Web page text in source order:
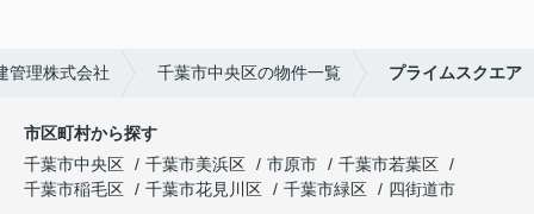
管理株式会社 千葉市中央区の物件一覧 プライムスクエア
市区町村から探す
千葉市中央区
千葉市美浜区 市原市
千葉市若葉区
千葉市稲毛区
千葉市花見川区 千葉市緑区
四街道市